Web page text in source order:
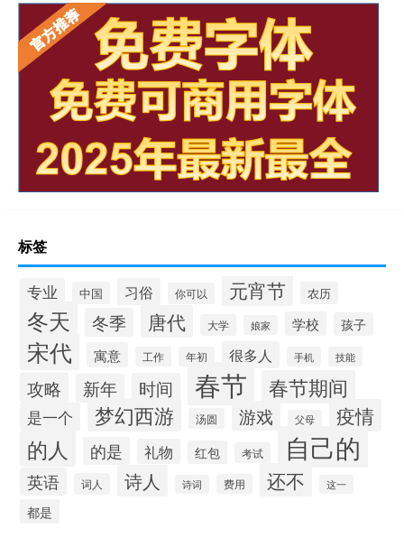
标签
专业 中国 习俗 你可以 元宵节 农历
冬天 冬季 唐代 大学 娘家 学校 孩子
宋代 寓意 工作 年初 很多人 手机 技能
攻略 新年 时间 春节 春节期间
是一个 梦幻西游 汤圆 游戏 父母 疫情
的人 的是 礼物 红包 考试 自己的
英语 词人 诗人 诗词 费用 还不 这一
都是